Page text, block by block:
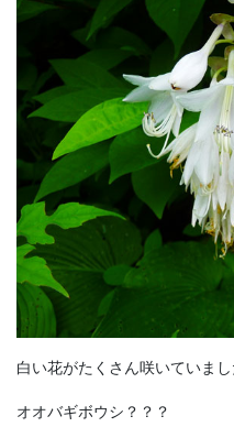
白い花がたくさん咲いていまし
オオバギボウシ？？？